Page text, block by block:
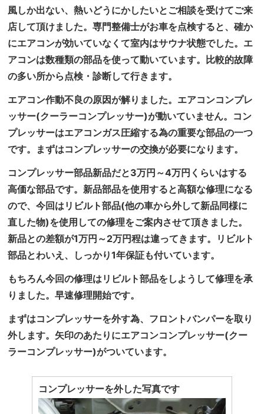
風しか出ない、熱いどうにかしたいとご相談を受けてご来
店して頂けました。専門整備士がお車を点検すると、確か
にエアコンが効いていなくて室内はサウナ状態でした。エ
アコンは数種類の部品を使って動いています。比較的故障
の多い所から点検・診断して行きます。
エアコン作動不良の原因が解りました。エアコンコンプレ
ッサー(クーラーコンプレッサー)が動いていません。コン
プレッサーはエアコンガス圧縮する為の重要な部品の一つ
です。まずはコンプレッサーの交換が必要になります。
コンプレッサー部品新品だと3万円～4万円くらいはする
高価な部品です。新品部品を使用すると高額な修理になる
ので、今回はリビルト部品(他の車から外して新品同様に
直した物)を使用しての修理をご案内させて頂きました。
新品との差額が1万円～2万円程は違ってきます。リビルト
部品とわいえ、しっかり1年保証も付いています。
もちろん今回の修理はリビルト部品をしようして修理を承
りました。早速修理開始です。
まずはコンプレッサーを外す為、フロントバンパーを取り
外します。矢印のあたりにエアコンコンプレッサー(クー
ラーコンプレッサー)がついています。
コンプレッサーを外した写真です